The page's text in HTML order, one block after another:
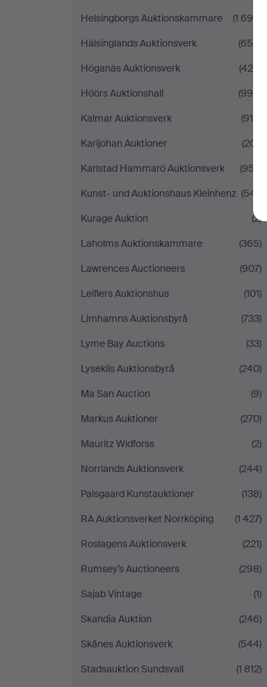
Helsingborgs Auktionskammare
(1 698)
Hälsinglands Auktionsverk
(650)
Höganäs Auktionsverk
(425)
Höörs Auktionshall
(995)
Kalmar Auktionsverk
(916)
Karljohan Auktioner
(201)
Karlstad Hammarö Auktionsverk
(957)
Kunst- und Auktionshaus Kleinhenz (541)
Kurage Auktion
(2)
Laholms Auktionskammare
(365)
Lawrences Auctioneers
(907)
Leiflers Auktionshus
(101)
Limhamns Auktionsbyrå
(733)
Lyme Bay Auctions
(33)
Lysekils Auktionsbyrå
(240)
Ma San Auction
(9)
Markus Auktioner
(270)
Mauritz Widforss
(2)
Norrlands Auktionsverk
(244)
Palsgaard Kunstauktioner
(138)
RA Auktionsverket Norrköping
(1 427)
Roslagens Auktionsverk
(221)
Rumsey’s Auctioneers
(298)
Sajab Vintage
(1)
Skandia Auktion
(246)
Skånes Auktionsverk
(544)
Stadsauktion Sundsvall
(1 812)